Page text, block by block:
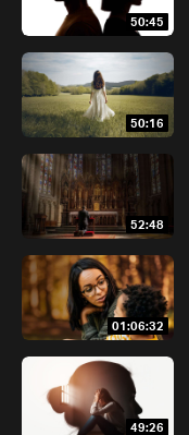
50:45
50:16
52:48
01:06:32
49:26